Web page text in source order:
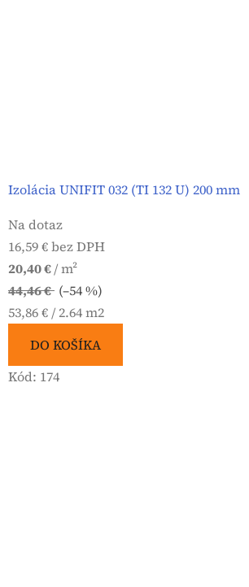
Izolácia UNIFIT 032 (TI 132 U) 200 mm
Na dotaz
16,59 € bez DPH
20,40 €/ m²
44,46 € (–54 %)
Jednotková
53,86 € / 2.64 m2
DO KOŠÍKA
Kód: 174